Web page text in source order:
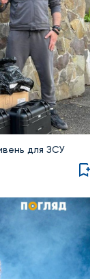
для ЗСУ